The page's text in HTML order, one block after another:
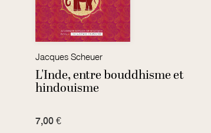
Jacques Scheuer
L'Inde, entre bouddhisme et
hindouisme
7,00 €